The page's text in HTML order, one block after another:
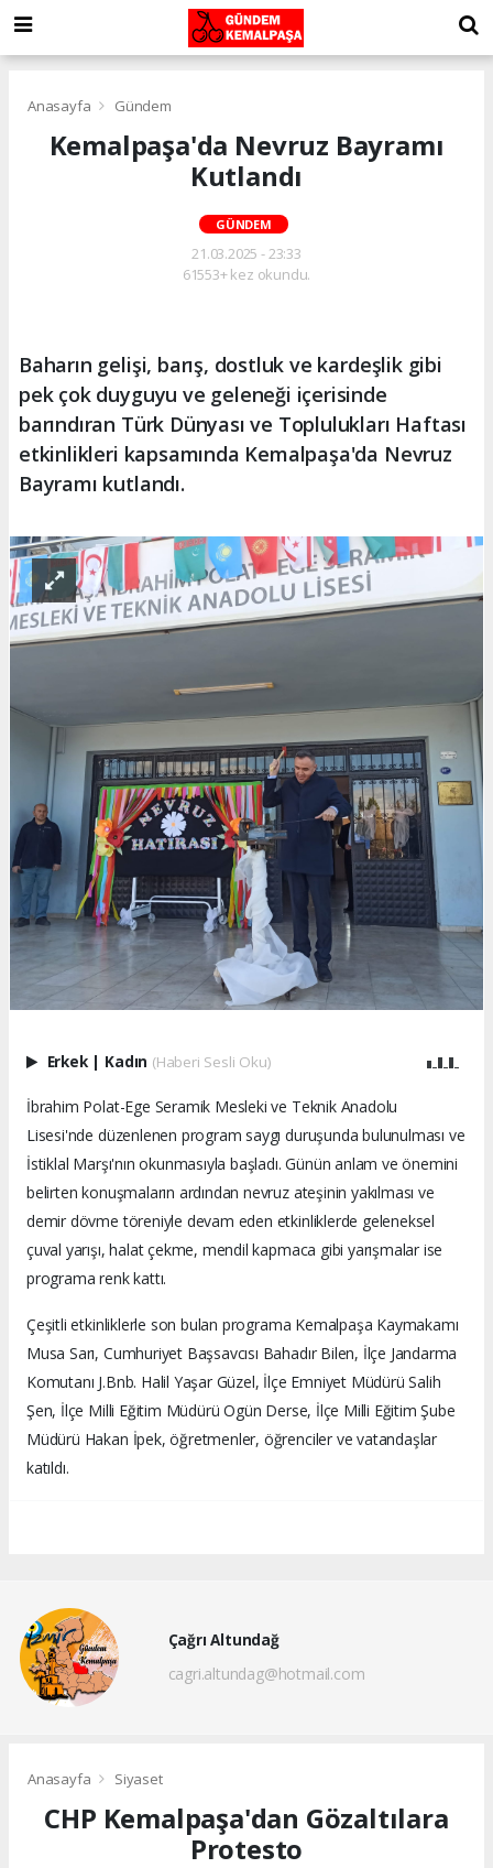
Anasayfa Gündem
Kemalpaşa'da Nevruz Bayramı
Kutlandı
GÜNDEM
21.03.2025 - 23:33
61553+ kez okundu.
Baharın gelişi, barış, dostluk ve kardeşlik gibi
pek çok duyguyu ve geleneği içerisinde
barındıran Türk Dünyası ve Toplulukları Haftası
etkinlikleri kapsamında Kemalpaşa'da Nevruz
Bayramı kutlandı.
Erkek | Kadın (Haberi Sesli Oku)
İbrahim Polat-Ege Seramik Mesleki ve Teknik Anadolu
Lisesi'nde düzenlenen program saygı duruşunda bulunulması ve
İstiklal Marşı'nın okunmasıyla başladı. Günün anlam ve önemini
belirten konuşmaların ardından nevruz ateşinin yakılması ve
demir dövme töreniyle devam eden etkinliklerde geleneksel
çuval yarışı, halat çekme, mendil kapmaca gibi yarışmalar ise
programa renk kattı.
Çeşitli etkinliklerle son bulan programa Kemalpaşa Kaymakamı
Musa Sarı, Cumhuriyet Başsavcısı Bahadır Bilen, İlçe Jandarma
Komutanı J.Bnb. Halil Yaşar Güzel, İlçe Emniyet Müdürü Salih
Şen, İlçe Milli Eğitim Müdürü Ogün Derse, İlçe Milli Eğitim Şube
Müdürü Hakan İpek, öğretmenler, öğrenciler ve vatandaşlar
katıldı.
Çağrı Altundağ
cagri.altundag@hotmail.com
Anasayfa Siyaset
CHP Kemalpaşa'dan Gözaltılara
Protesto